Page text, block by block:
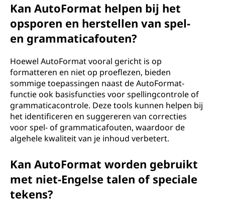
Kan AutoFormat helpen bij het
opsporen en herstellen van spel-
en grammaticafouten?
Hoewel AutoFormat vooral gericht is op
formatteren en niet op proeflezen, bieden
sommige toepassingen naast de AutoFormat-
functie ook basisfuncties voor spellingcontrole of
grammaticacontrole. Deze tools kunnen helpen bij
het identificeren en suggereren van correcties
voor spel- of grammaticafouten, waardoor de
algehele kwaliteit van je inhoud verbetert.
Kan AutoFormat worden gebruikt
met niet-Engelse talen of speciale
tekens?